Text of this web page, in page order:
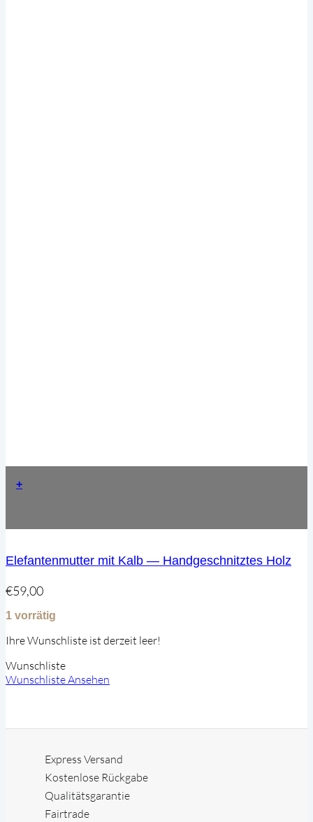
+
Elefantenmutter mit Kalb — Handgeschnitztes Holz
€59,00
1 vorrätig
Ihre Wunschliste ist derzeit leer!
Wunschliste
Wunschliste Ansehen
Express Versand
Kostenlose Rückgabe
Qualitätsgarantie
Fairtrade